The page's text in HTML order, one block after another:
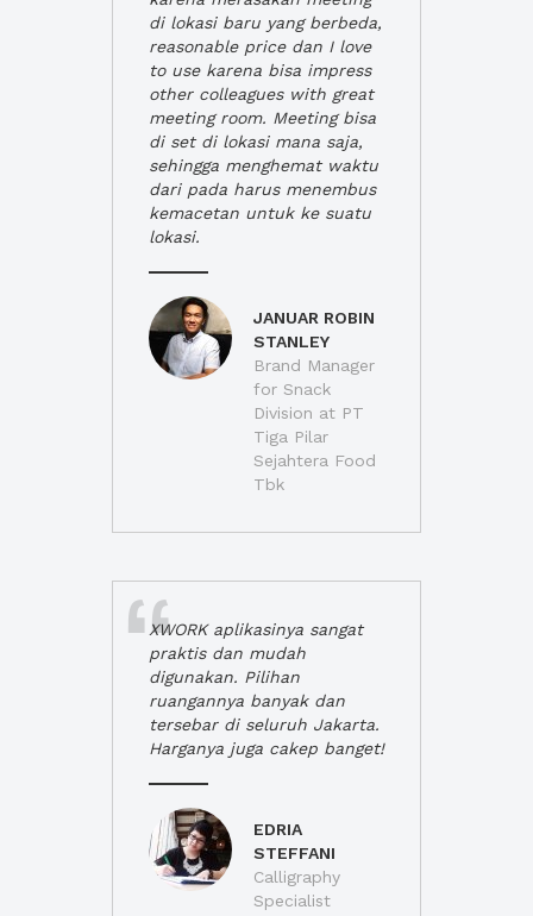
di lokasi baru yang berbeda,
reasonable price dan I love
to use karena bisa impress
other colleagues with great
meeting room. Meeting bisa
di set di lokasi mana saja,
sehingga menghemat waktu
dari pada harus menembus
kemacetan untuk ke suatu
lokasi.
JANUAR ROBIN
STANLEY
Brand Manager
for Snack
Division at PT
Tiga Pilar
Sejahtera Food
Tbk
XWORK aplikasinya sangat
praktis dan mudah
digunakan. Pilihan
ruangannya banyak dan
tersebar di seluruh Jakarta.
Harganya juga cakep banget!
EDRIA
STEFFANI
Calligraphy
Specialist